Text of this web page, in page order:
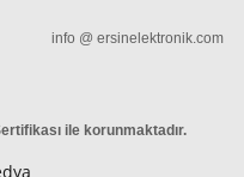
info @ ersinelektronik.com
ile korunmaktadır.